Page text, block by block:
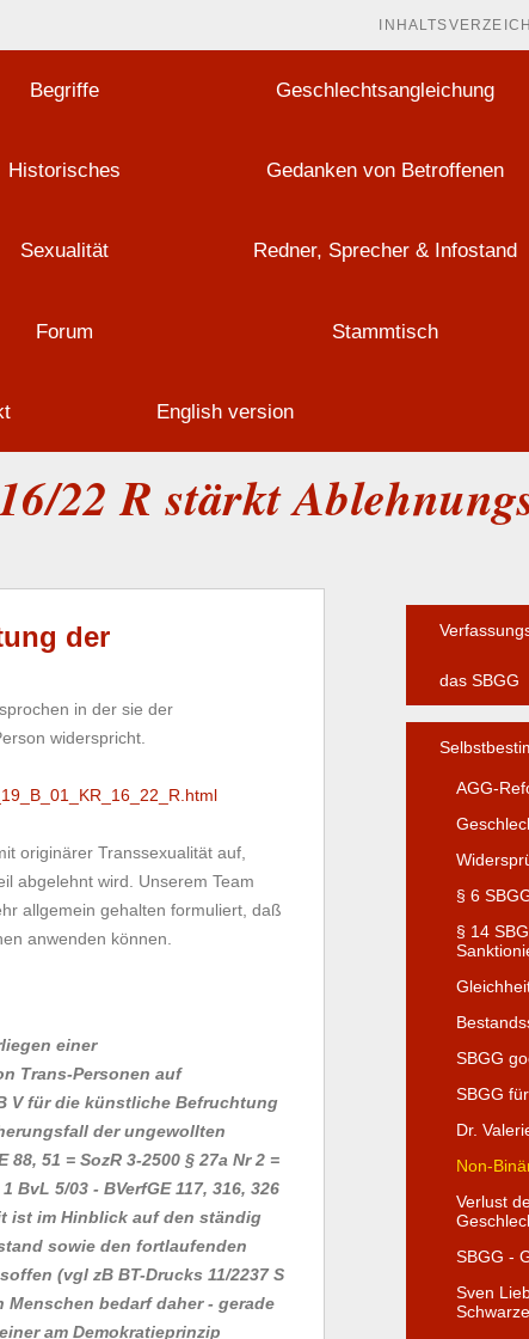
Begriffe Geschlechtsangleichung
Historisches Gedanken von Betroffenen
Sexualität Redner, Sprecher & Infostand
Forum Stammtisch
English version
22 R stärkt
der
in der sie der
widerspricht.
originärer Transsexualität auf,
abgelehnt wird. Unserem Team
allgemein gehalten formuliert, daß
anwenden können.
einer
Trans-Personen auf
V für die künstliche Befruchtung
der ungewollten
51 = SozR 3-2500 § 27a Nr 2 =
BvL 5/03 - BVerfGE 117, 316, 326
ist im Hinblick auf den ständig
sowie den fortlaufenden
(vgl zB BT-Drucks 11/2237 S
bedarf daher - gerade
am Demokratieprinzip
das SBGG
AGG-
§ 6
§ 14
SBGG
SBGG
Dr.
Non-
Verlust
SBGG -
Sven